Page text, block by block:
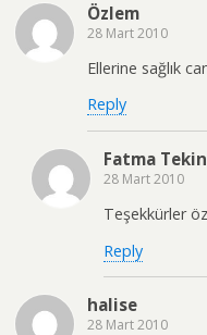
Özlem
28 Mart 2010
Ellerine sağlık
Reply
Fatma Tekin
28 Mart 2010
Teşekkürler
Reply
halise
28 Mart 2010